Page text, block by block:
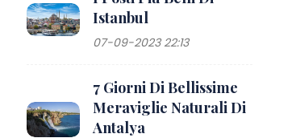
Istanbul
07-09-2023 22:13
7 Giorni Di Bellissime
Meraviglie Naturali Di
Antalya